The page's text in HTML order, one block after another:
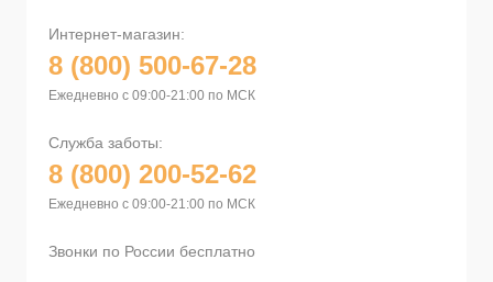
Интернет-магазин:
8 (800) 500-67-28
Ежедневно с 09:00-21:00 по МСК
Служба заботы:
8 (800) 200-52-62
Ежедневно с 09:00-21:00 по МСК
Звонки по России бесплатно